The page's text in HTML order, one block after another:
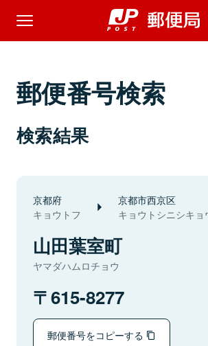
郵便番号検索
検索結果
京都府
キョウトフ
京都市西京区
キョウトシニシキョ
山田葉室町
ヤマダハムロチョウ
615-8277
郵便番号をコピーする